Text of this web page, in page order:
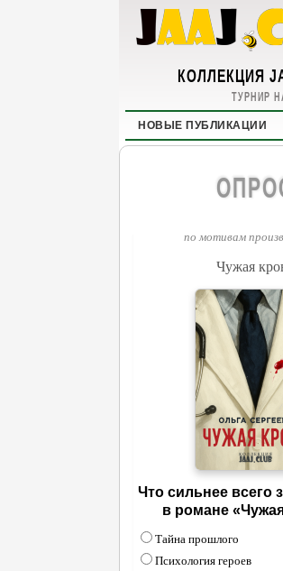
КОЛЛЕКЦИЯ
ТУРНИР
НОВЫЕ ПУБЛИКАЦИИ
по мотивам
Чужая
Что сильнее всего
в романе
Тайна прошлого
Психология героев